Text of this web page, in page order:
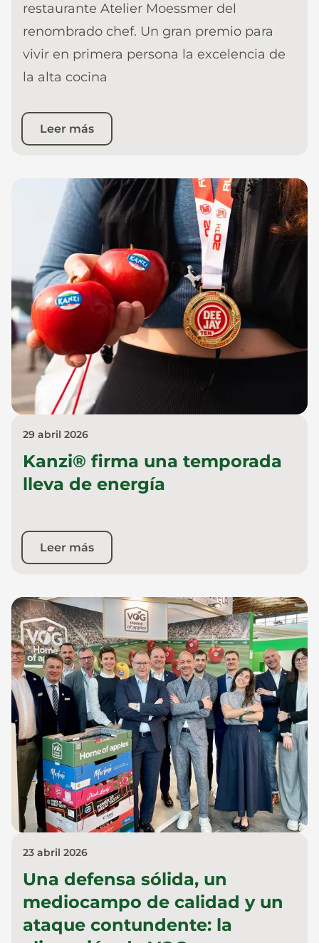
restaurante Atelier Moessmer del
renombrado chef. Un gran premio para
vivir en primera persona la excelencia de
la alta cocina
Leer más
29 abril 2026
Kanzi® firma una temporada
lleva de energía
Leer más
23 abril 2026
Una defensa sólida, un
mediocampo de calidad y un
ataque contundente: la